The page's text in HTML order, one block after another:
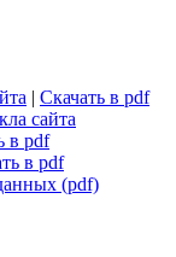
|Скачать в pdf
сайта